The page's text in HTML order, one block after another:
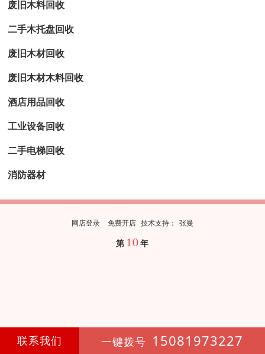
废旧木料回收
二手木托盘回收
废旧木材回收
废旧木材木料回收
酒店用品回收
工业设备回收
二手电梯回收
消防器材
网店登录 免费开店 技术支持 ： 张曼
第 10年
联系我们 一键拨号 15081973227